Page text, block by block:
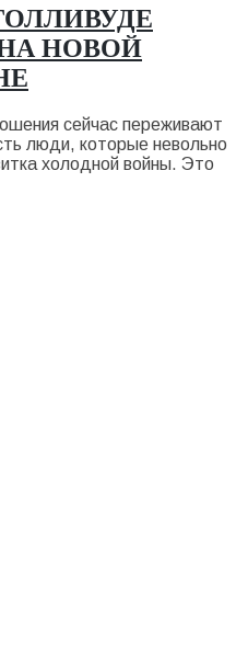
НОВОЙ
сейчас переживают
люди, которые невольно
холодной войны. Это